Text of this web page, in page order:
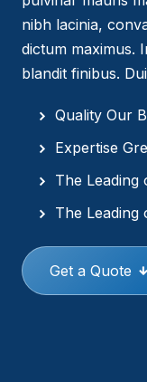
nibh lacinia,
dictum maximus.
blandit finibus.
Quality Our
Expertise
The Leading
The Leading
Get a Quote